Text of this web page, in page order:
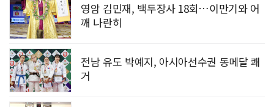
영암 김민재, 백두장사 18회…이만기와 어
깨 나란히
전남 유도 박예지, 아시아선수권 동메달 쾌
거